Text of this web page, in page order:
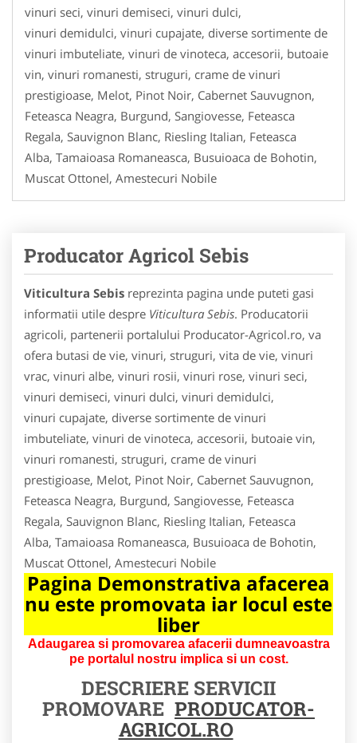
vinuri seci, vinuri demiseci, vinuri dulci,
vinuri demidulci, vinuri cupajate, diverse sortimente de
vinuri imbuteliate, vinuri de vinoteca, accesorii, butoaie
vin, vinuri romanesti, struguri, crame de vinuri
prestigioase, Melot, Pinot Noir, Cabernet Sauvugnon,
Feteasca Neagra, Burgund, Sangiovesse, Feteasca
Regala, Sauvignon Blanc, Riesling Italian, Feteasca
Alba, Tamaioasa Romaneasca, Busuioaca de Bohotin,
Muscat Ottonel, Amestecuri Nobile
Producator Agricol Sebis
Viticultura Sebis reprezinta pagina unde puteti gasi
informatii utile despre Viticultura Sebis. Producatorii
agricoli, partenerii portalului Producator-Agricol.ro, va
ofera butasi de vie, vinuri, struguri, vita de vie, vinuri
vrac, vinuri albe, vinuri rosii, vinuri rose, vinuri seci,
vinuri demiseci, vinuri dulci, vinuri demidulci,
vinuri cupajate, diverse sortimente de vinuri
imbuteliate, vinuri de vinoteca, accesorii, butoaie vin,
vinuri romanesti, struguri, crame de vinuri
prestigioase, Melot, Pinot Noir, Cabernet Sauvugnon,
Feteasca Neagra, Burgund, Sangiovesse, Feteasca
Regala, Sauvignon Blanc, Riesling Italian, Feteasca
Alba, Tamaioasa Romaneasca, Busuioaca de Bohotin,
Muscat Ottonel, Amestecuri Nobile
Pagina Demonstrativa afacerea
nu este promovata iar locul este
liber
Adaugarea si promovarea afacerii dumneavoastra
pe portalul nostru implica si un cost.
DESCRIERE SERVICII
PROMOVARE PRODUCATOR-
AGRICOL.RO